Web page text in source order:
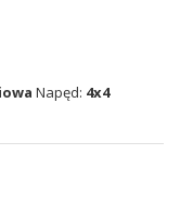
Napęd: 4x4